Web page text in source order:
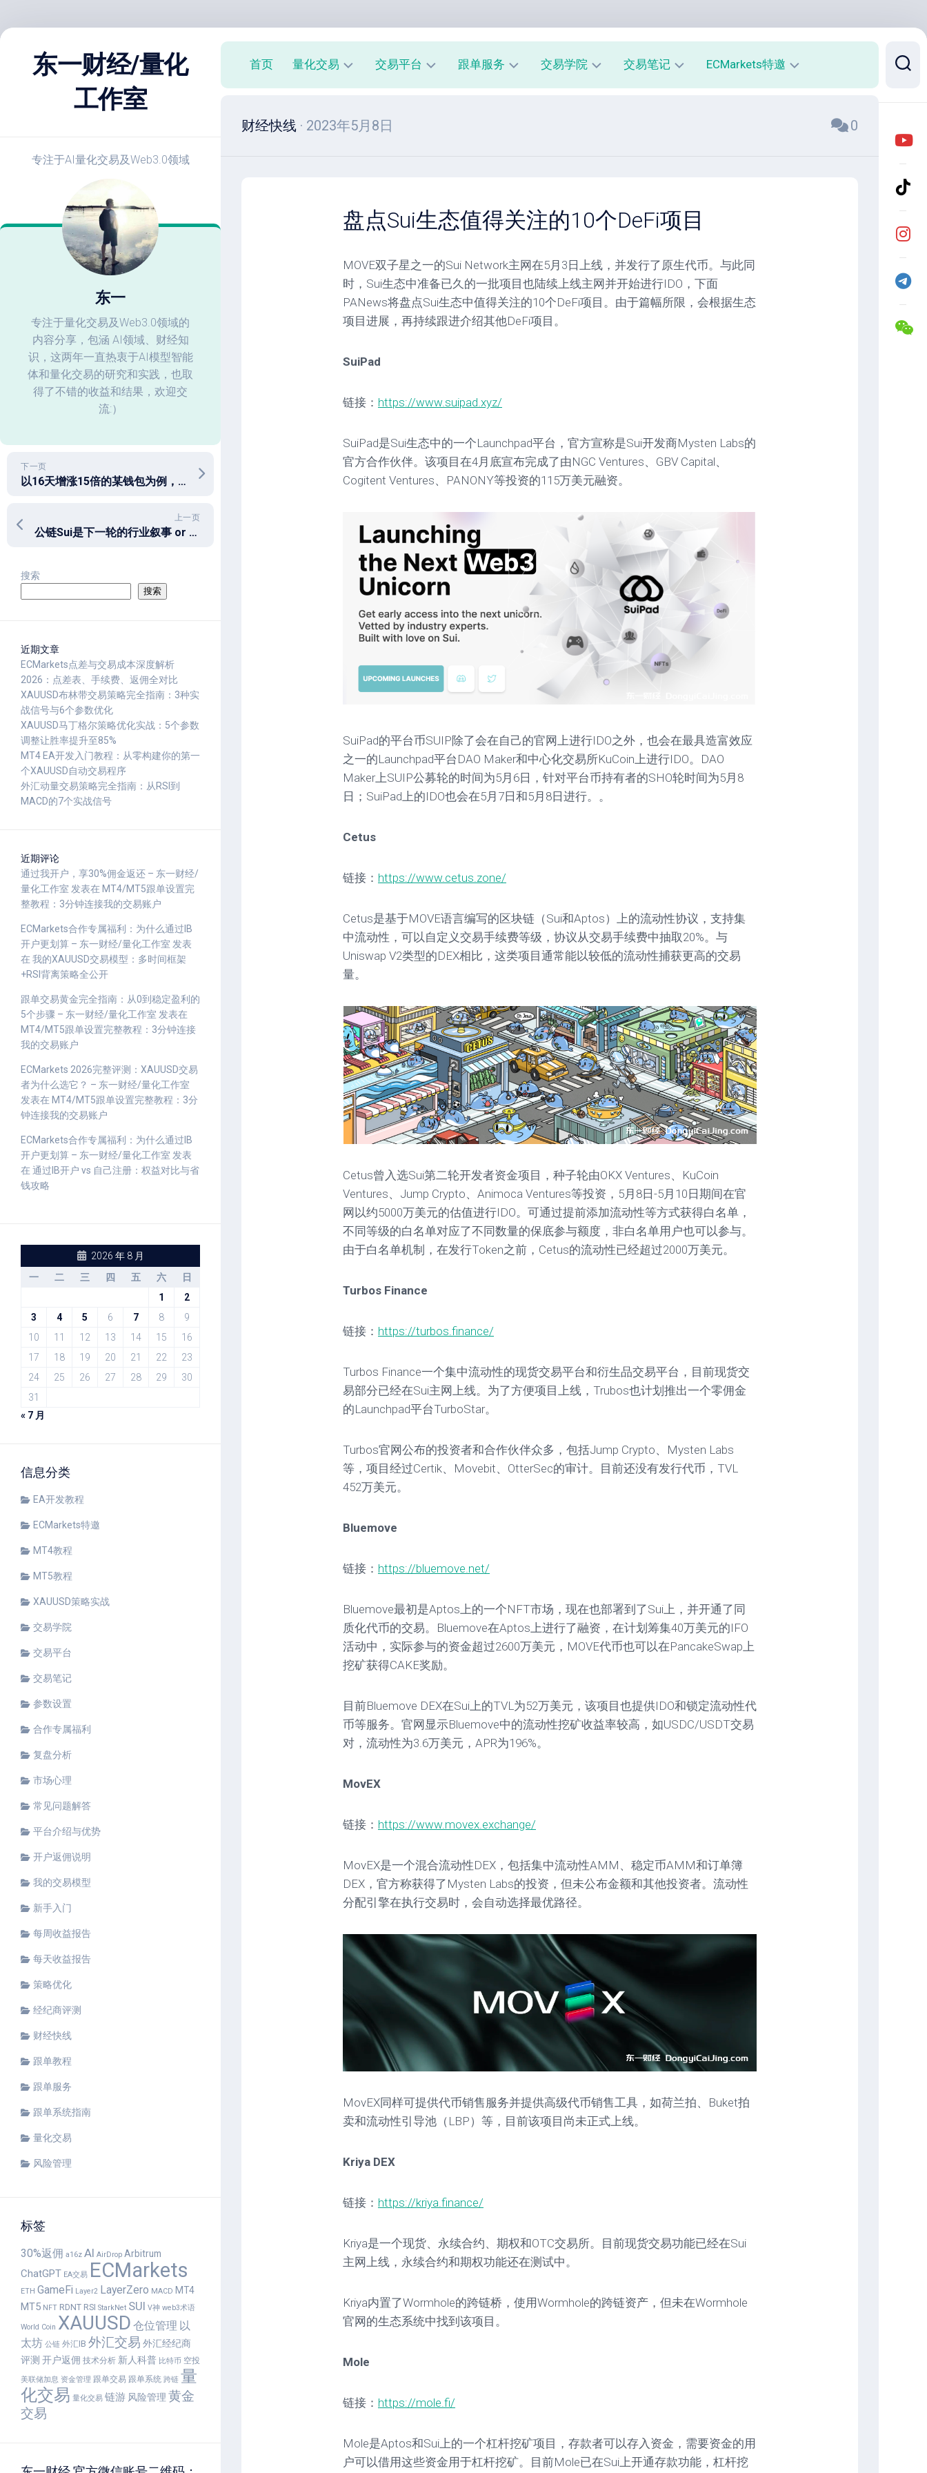
跳
东一财经/量化
工作室
专注于AI量化交易及Web3.0领域
东一
专注于量化交易及Web3.0领域的
内容分享，包涵 AI领域、财经知
识，这两年一直热衷于AI模型智能
体和量化交易的研究和实践，也取
得了不错的收益和结果，欢迎交
流:）
下一页
以16天增涨15倍的某钱包为例，掌握发掘聪明钱的方法和工具
上一页
公链Sui是下一轮的行业叙事 or 上一轮的落日余晖 ？
搜索
搜索
近期文章
ECMarkets点差与交易成本深度解析
2026：点差表、手续费、返佣全对比
XAUUSD布林带交易策略完全指南：3种实
战信号与6个参数优化
XAUUSD马丁格尔策略优化实战：5个参数
调整让胜率提升至85%
MT4 EA开发入门教程：从零构建你的第一
个XAUUSD自动交易程序
外汇动量交易策略完全指南：从RSI到
MACD的7个实战信号
近期评论
通过我开户，享30%佣金返还 – 东一财经/
量化工作室 发表在 MT4/MT5跟单设置完
整教程：3分钟连接我的交易账户
ECMarkets合作专属福利：为什么通过IB
开户更划算 – 东一财经/量化工作室 发表
在 我的XAUUSD交易模型：多时间框架
+RSI背离策略全公开
跟单交易黄金完全指南：从0到稳定盈利的
5个步骤 – 东一财经/量化工作室 发表在
MT4/MT5跟单设置完整教程：3分钟连接
我的交易账户
ECMarkets 2026完整评测：XAUUSD交易
者为什么选它？ – 东一财经/量化工作室
发表在 MT4/MT5跟单设置完整教程：3分
钟连接我的交易账户
ECMarkets合作专属福利：为什么通过IB
开户更划算 – 东一财经/量化工作室 发表
在 通过IB开户 vs 自己注册：权益对比与省
钱攻略
2026 年 8 月
一
二 三 四 五 六
日
1
2
3
4 5 6 7 8
9
10
11 12 13 14 15
16
17
18 19 20 21 22
23
24
25 26 27 28 29
30
31
« 7 月
信息分类
EA开发教程
ECMarkets特邀
MT4教程
MT5教程
XAUUSD策略实战
交易学院
交易平台
交易笔记
参数设置
合作专属福利
复盘分析
市场心理
常见问题解答
平台介绍与优势
开户返佣说明
我的交易模型
新手入门
每周收益报告
每天收益报告
策略优化
经纪商评测
财经快线
跟单教程
跟单服务
跟单系统指南
量化交易
风险管理
标签
30%返佣 a16z AI AirDrop Arbitrum
ChatGPT EA交易 ECMarkets
ETH GameFi Layer2 LayerZero MACD MT4
MT5 NFT RDNT RSI StarkNet SUI V神 web3术语
World Coin XAUUSD 仓位管理 以
太坊 公链 外汇IB 外汇交易 外汇经纪商
评测 开户返佣 技术分析 新人科普 比特币 空投
美联储加息 资金管理 跟单交易 跟单系统 跨链 量
化交易 量化交易 链游 风险管理 黄金
交易
首页 量化交易
策
交易平台
教
经
评
测
跟单服务
跟
单
指
南
跟
单
设
交易学院
管
理
场
心
理
交易笔记
度
报
告
实
析
ECMarkets特邀
佣
说
明
问
题
博
财经快线 · 2023年5月8日 0
盘点Sui生态值得关注的10个DeFi项目
MOVE双子星之一的Sui Network主网在5月3日上线，并发行了原生代币。与此同
时，Sui生态中准备已久的一批项目也陆续上线主网并开始进行IDO，下面
PANews将盘点Sui生态中值得关注的10个DeFi项目。由于篇幅所限，会根据生态
项目进展，再持续跟进介绍其他DeFi项目。
SuiPad
链接： https://www.suipad.xyz/
SuiPad是Sui生态中的一个Launchpad平台，官方宣称是Sui开发商Mysten Labs的
官方合作伙伴。该项目在4月底宣布完成了由NGC Ventures、GBV Capital、
Cogitent Ventures、PANONY等投资的115万美元融资。
SuiPad的平台币SUIP除了会在自己的官网上进行IDO之外，也会在最具造富效应
之一的Launchpad平台DAO Maker和中心化交易所KuCoin上进行IDO。DAO
Maker上SUIP公募轮的时间为5月6日，针对平台币持有者的SHO轮时间为5月8
日；SuiPad上的IDO也会在5月7日和5月8日进行。。
Cetus
链接： https://www.cetus.zone/
Cetus是基于MOVE语言编写的区块链（Sui和Aptos）上的流动性协议，支持集
中流动性，可以自定义交易手续费等级，协议从交易手续费中抽取20%。与
Uniswap V2类型的DEX相比，这类项目通常能以较低的流动性捕获更高的交易
量。
Cetus曾入选Sui第二轮开发者资金项目，种子轮由OKX Ventures、KuCoin
Ventures、Jump Crypto、Animoca Ventures等投资，5月8日-5月10日期间在官
网以约5000万美元的估值进行IDO。可通过提前添加流动性等方式获得白名单，
不同等级的白名单对应了不同数量的保底参与额度，非白名单用户也可以参与。
由于白名单机制，在发行Token之前，Cetus的流动性已经超过2000万美元。
Turbos Finance
链接： https://turbos.finance/
Turbos Finance一个集中流动性的现货交易平台和衍生品交易平台，目前现货交
易部分已经在Sui主网上线。为了方便项目上线，Trubos也计划推出一个零佣金
的Launchpad平台TurboStar。
Turbos官网公布的投资者和合作伙伴众多，包括Jump Crypto、Mysten Labs
等，项目经过Certik、Movebit、OtterSec的审计。目前还没有发行代币，TVL
452万美元。
Bluemove
链接： https://bluemove.net/
Bluemove最初是Aptos上的一个NFT市场，现在也部署到了Sui上，并开通了同
质化代币的交易。Bluemove在Aptos上进行了融资，在计划筹集40万美元的IFO
活动中，实际参与的资金超过2600万美元，MOVE代币也可以在PancakeSwap上
挖矿获得CAKE奖励。
目前Bluemove DEX在Sui上的TVL为52万美元，该项目也提供IDO和锁定流动性代
币等服务。官网显示Bluemove中的流动性挖矿收益率较高，如USDC/USDT交易
对，流动性为3.6万美元，APR为196%。
MovEX
链接： https://www.movex.exchange/
MovEX是一个混合流动性DEX，包括集中流动性AMM、稳定币AMM和订单簿
DEX，官方称获得了Mysten Labs的投资，但未公布金额和其他投资者。流动性
分配引擎在执行交易时，会自动选择最优路径。
MovEX同样可提供代币销售服务并提供高级代币销售工具，如荷兰拍、Buket拍
卖和流动性引导池（LBP）等，目前该项目尚未正式上线。
Kriya DEX
链接： https://kriya.finance/
Kriya是一个现货、永续合约、期权和OTC交易所。目前现货交易功能已经在Sui
主网上线，永续合约和期权功能还在测试中。
Kriya内置了Wormhole的跨链桥，使用Wormhole的跨链资产，但未在Wormhole
官网的生态系统中找到该项目。
Mole
链接： https://mole.fi/
Mole是Aptos和Sui上的一个杠杆挖矿项目，存款者可以存入资金，需要资金的用
户可以借用这些资金用于杠杆挖矿。目前Mole已在Sui上开通存款功能，杠杆挖